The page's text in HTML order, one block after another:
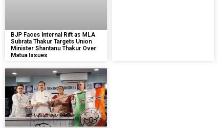
BJP Faces Internal Rift as MLA
Subrata Thakur Targets Union
Minister Shantanu Thakur Over
Matua Issues